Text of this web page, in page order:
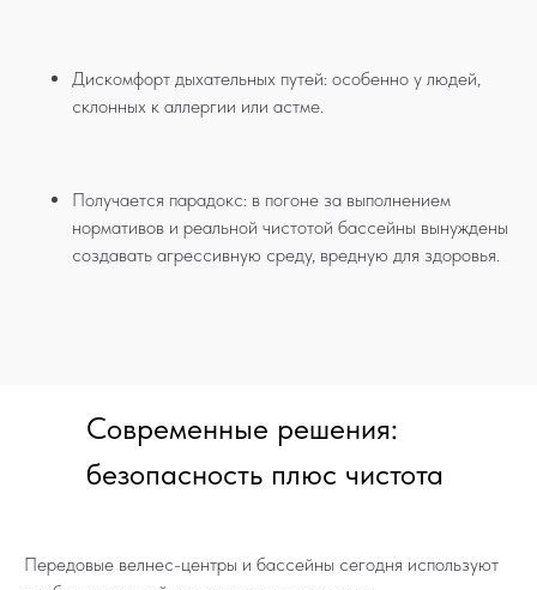
Дискомфорт дыхательных путей: особенно у людей,
склонных к аллергии или астме.
Получается парадокс: в погоне за выполнением
нормативов и реальной чистотой бассейны вынуждены
создавать агрессивную среду, вредную для здоровья.
Современные решения:
безопасность плюс чистота
Передовые велнес-центры и бассейны сегодня используют